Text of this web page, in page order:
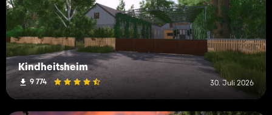
Kindheitsheim
9 774 30. Juli 2026